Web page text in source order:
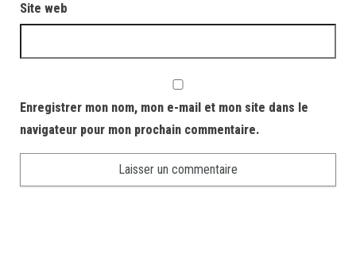
Site web
Enregistrer mon nom, mon e-mail et mon site dans le
navigateur pour mon prochain commentaire.